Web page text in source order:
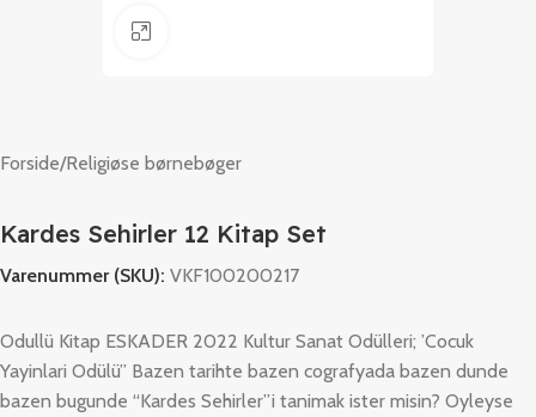
Forside/Religiøse børnebøger
Kardes Sehirler 12 Kitap Set
Varenummer (SKU): VKF100200217
Odullü Kitap ESKADER 2022 Kultur Sanat Odülleri; ’Cocuk
Yayinlari Odülü’’ Bazen tarihte bazen cografyada bazen dunde
bazen bugunde “Kardes Sehirler”i tanimak ister misin? Oyleyse